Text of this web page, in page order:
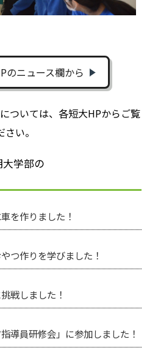
のニュース欄から
ついては、各短大HPからご覧
さい。
学部の
を作りました！
つ作りを学びました！
戦しました！
導員研修会」に参加しました！